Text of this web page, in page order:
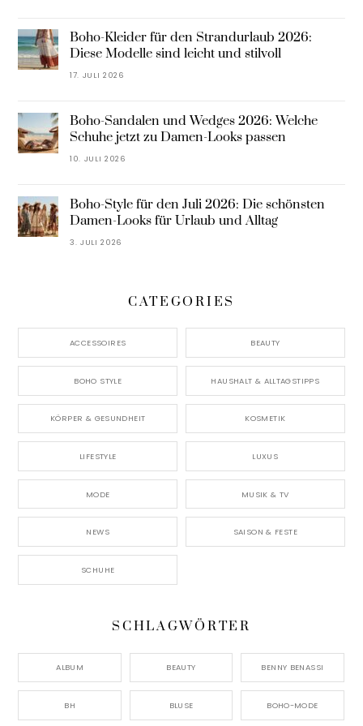
Boho-Kleider für den Strandurlaub 2026:
Diese Modelle sind leicht und stilvoll
17. JULI 2026
Boho-Sandalen und Wedges 2026: Welche
Schuhe jetzt zu Damen-Looks passen
10. JULI 2026
Boho-Style für den Juli 2026: Die schönsten
Damen-Looks für Urlaub und Alltag
3. JULI 2026
CATEGORIES
ACCESSOIRES BEAUTY
BOHO STYLE HAUSHALT & ALLTAGSTIPPS
KÖRPER & GESUNDHEIT KOSMETIK
LIFESTYLE LUXUS
MODE MUSIK & TV
NEWS SAISON & FESTE
SCHUHE
SCHLAGWÖRTER
ALBUM BEAUTY BENNY BENASSI
BH BLUSE BOHO-MODE